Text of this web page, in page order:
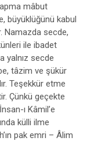
mâbut
büyüklüğünü kabul
Namazda secde,
ile ibadet
yalnız secde
tâzim ve şükür
Teşekkür etme
Çünkü geçekte
ı Kâmil’e
külli ilme
pak emri – Âlim